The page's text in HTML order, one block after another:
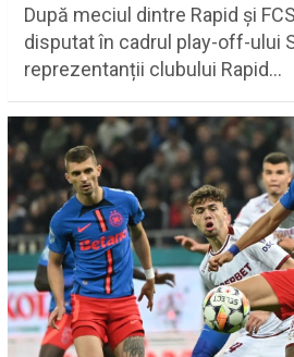
După meciul dintre Rapid și
disputat în cadrul play-off-ului
reprezentanții clubului Rapid…